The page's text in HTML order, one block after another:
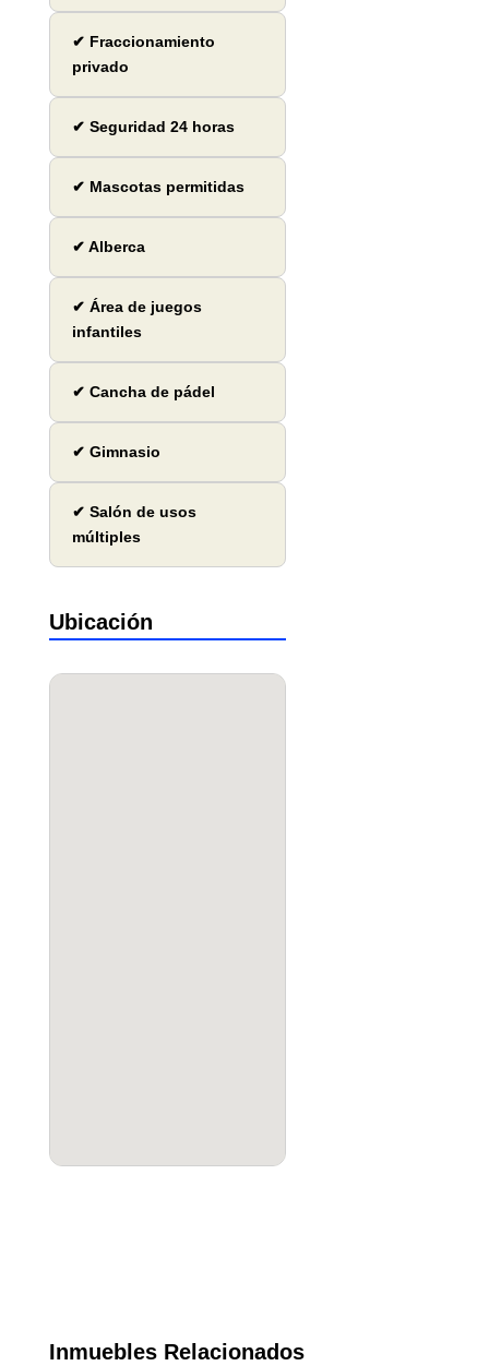
✔ Fraccionamiento
privado
✔ Seguridad 24 horas
✔ Mascotas permitidas
✔ Alberca
✔ Área de juegos
infantiles
✔ Cancha de pádel
✔ Gimnasio
✔ Salón de usos
múltiples
Ubicación
Inmuebles Relacionados